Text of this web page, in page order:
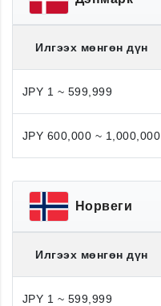
Илгээх мөнгөн дүн
JPY 1 ~ 599,999
JPY 600,000 ~ 1,000,000
Норвеги
Илгээх мөнгөн дүн
JPY 1 ~ 599,999